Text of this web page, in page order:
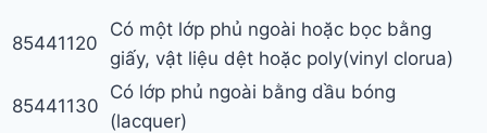
85441120
Có một lớp phủ ngoài hoặc bọc bằng
giấy, vật liệu dệt hoặc poly(vinyl clorua)
85441130
Có lớp phủ ngoài bằng dầu bóng
(lacquer)